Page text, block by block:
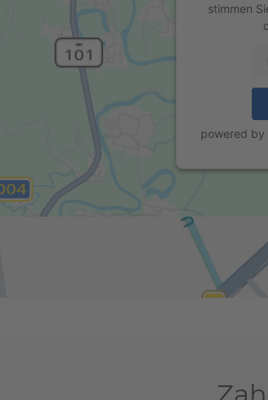
stimmen
powered by